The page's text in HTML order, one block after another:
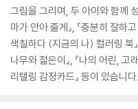
그림을 그리며, 두 아이와 함께
마가 안아 줄게』, 『충분히 잘하
색칠하다 (지금의 나) 컬러링 북』,
나무와 젊은이』, 『나의 어린, 고
리텔링 감정카드』 등이 있습니다